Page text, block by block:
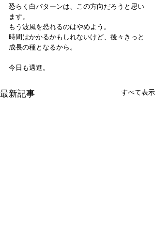
恐らく白パターンは、この方向だろうと思い
ます。
もう波風を恐れるのはやめよう。
時間はかかるかもしれないけど、後々きっと
成長の種となるから。
今日も邁進。
最新記事 すべて表示